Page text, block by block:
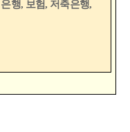
은행, 보험, 저축은행,